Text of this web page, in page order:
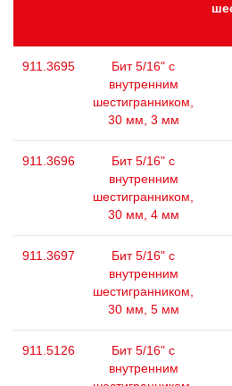
911.3695
Бит 5/16" с
внутренним
шестигранником,
30 мм, 3 мм
911.3696
Бит 5/16" с
внутренним
шестигранником,
30 мм, 4 мм
911.3697
Бит 5/16" с
внутренним
шестигранником,
30 мм, 5 мм
911.5126
Бит 5/16" с
внутренним